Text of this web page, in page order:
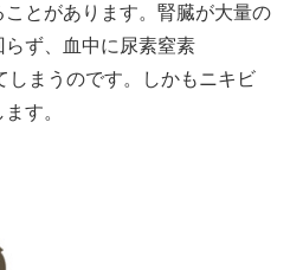
とがあります。腎臓が大量の
ず、血中に尿素窒素
しまうのです。しかもニキビ
す。